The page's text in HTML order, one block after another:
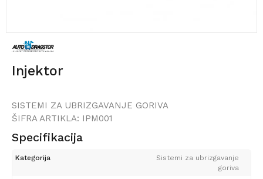
Injektor
SISTEMI ZA UBRIZGAVANJE GORIVA
ŠIFRA ARTIKLA: IPM001
Specifikacija
Kategorija
Sistemi za ubrizgavanje
goriva